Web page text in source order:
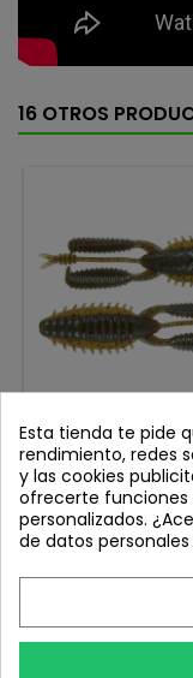
16 OTROS
REINS BUBBLING
GREEN PUMPKIN
Cuando el agua
cristalina o los
sienten la presión
bajar el perfil y
el nuevo Reins
Este craw
un diseño
Precio
9,40 €
Añadir al
Esta tienda te pide
rendimiento, redes
y las cookies
ofrecerte funciones
personalizados.
de datos